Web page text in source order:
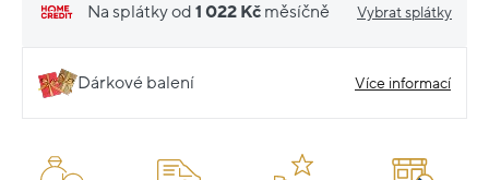
Na splátky od 1 022 Kč měsíčně Vybrat splátky
Dárkové balení Více informací